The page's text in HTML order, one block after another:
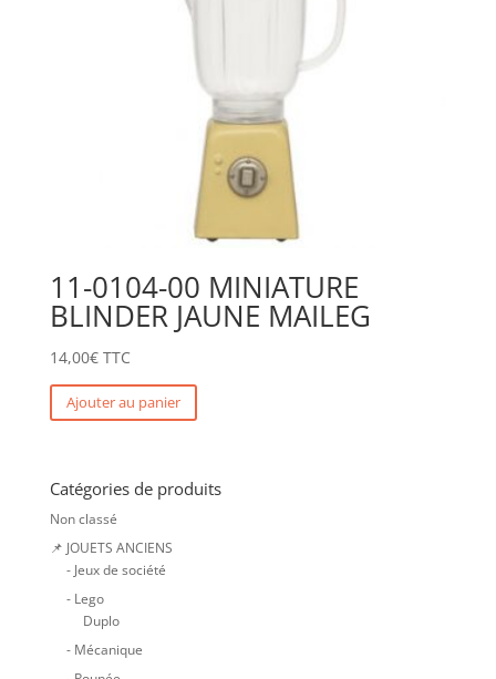
11-0104-00 MINIATURE
BLINDER JAUNE MAILEG
14,00€ TTC
Ajouter au panier
Catégories de produits
Non classé
📌 JOUETS ANCIENS
- Jeux de société
- Lego
Duplo
- Mécanique